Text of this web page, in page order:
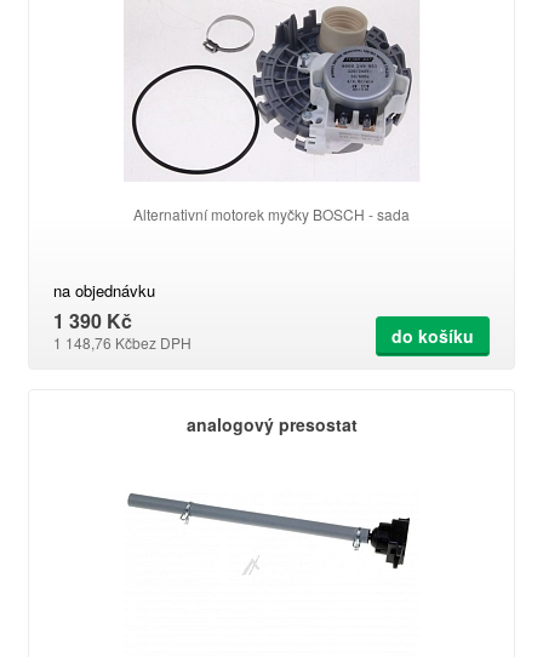
Alternativní motorek myčky BOSCH - sada
na objednávku
1 390 Kč
1 148,76 Kčbez DPH do košíku
analogový presostat